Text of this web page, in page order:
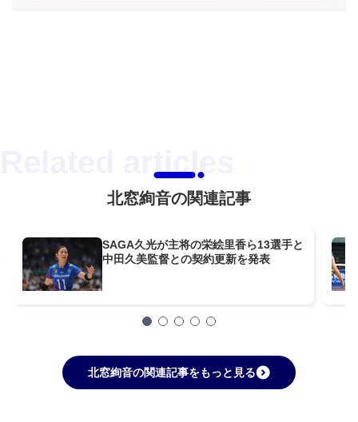
北窓絢音の関連記事
SAGA久光が主将の栄絵里香ら13選手と
中田久美監督との契約更新を発表
北窓絢音の関連記事をもっと見る